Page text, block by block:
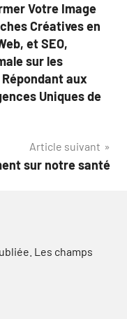
Votre Image
Créatives en
et SEO,
sur les
aux
Uniques de
Article suivant
sur notre santé
Les champs